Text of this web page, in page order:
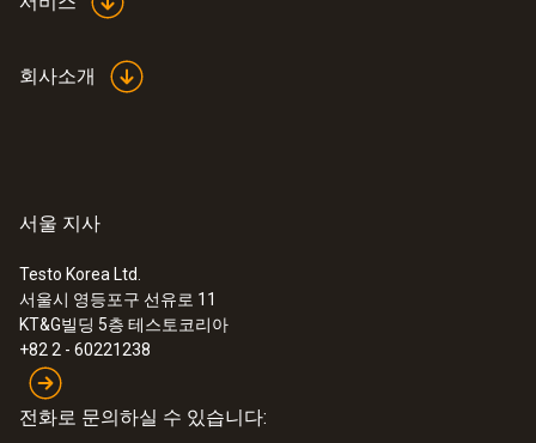
회사소개
서울 지사
Testo Korea Ltd.
서울시 영등포구 선유로 11
KT&G빌딩 5층 테스토코리아
+82 2 - 60221238
전화로 문의하실 수 있습니다: